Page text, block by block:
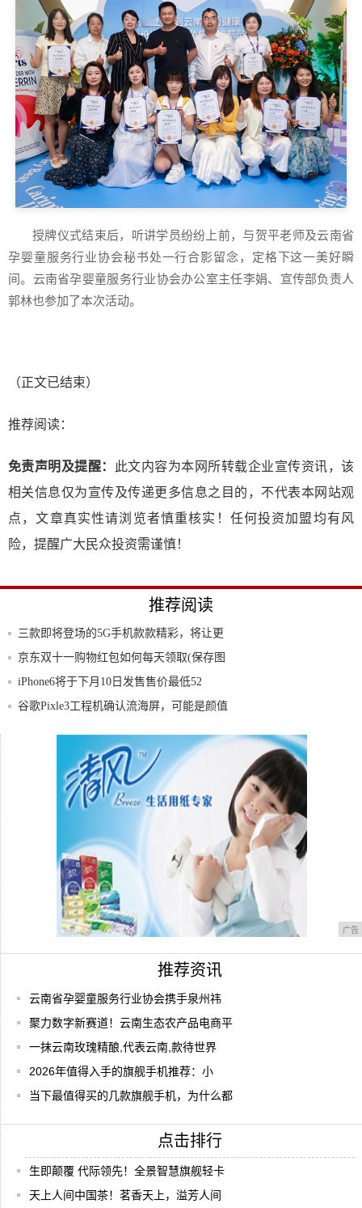
授牌仪式结束后，听讲学员纷纷上前，与贺平老师及云南省
孕婴童服务行业协会秘书处一行合影留念，定格下这一美好瞬
间。云南省孕婴童服务行业协会办公室主任李娟、宣传部负责人
郭林也参加了本次活动。
（正文已结束）
推荐阅读：
免责声明及提醒：
此文内容为本网所转载企业宣传资讯，该
相关信息仅为宣传及传递更多信息之目的，不代表本网站观
点，文章真实性请浏览者慎重核实！任何投资加盟均有风
险，提醒广大民众投资需谨慎！
推荐阅读
三款即将登场的5G手机款款精彩，将让更
多人开
京东双十一购物红包如何每天领取(保存图
片到本
iPhone6将于下月10日发售售价最低52
谷歌Pixle3工程机确认流海屏，可能是颜值
好奇？同样性价比超高，小米与红米究竟有
广告
推荐资讯
云南省孕婴童服务行业协会携手泉州祎
聚力数字新赛道！云南生态农产品电商平
一抹云南玫瑰精酿,代表云南,款待世界
2026年值得入手的旗舰手机推荐：小
当下最值得买的几款旗舰手机，为什么都
点击排行
生即颠覆 代际领先！全景智慧旗舰轻卡
天上人间中国茶！茗香天上，溢芳人间